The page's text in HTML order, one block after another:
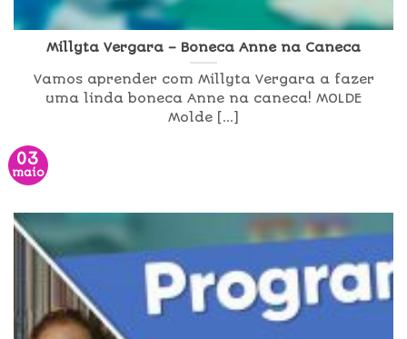
Millyta Vergara – Boneca Anne na Caneca
Vamos aprender com Millyta Vergara a fazer
uma linda boneca Anne na caneca! MOLDE
Molde [...]
03
maio